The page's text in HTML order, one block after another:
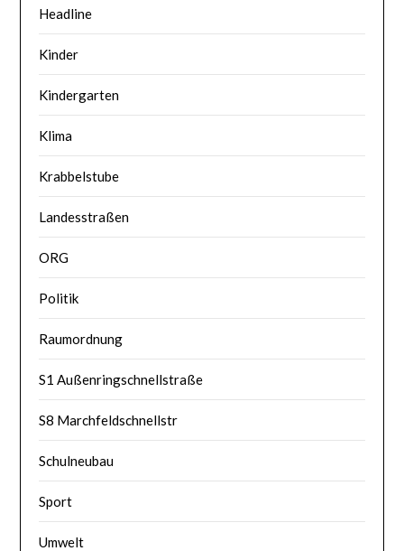
Headline
Kinder
Kindergarten
Klima
Krabbelstube
Landesstraßen
ORG
Politik
Raumordnung
S1 Außenringschnellstraße
S8 Marchfeldschnellstr
Schulneubau
Sport
Umwelt